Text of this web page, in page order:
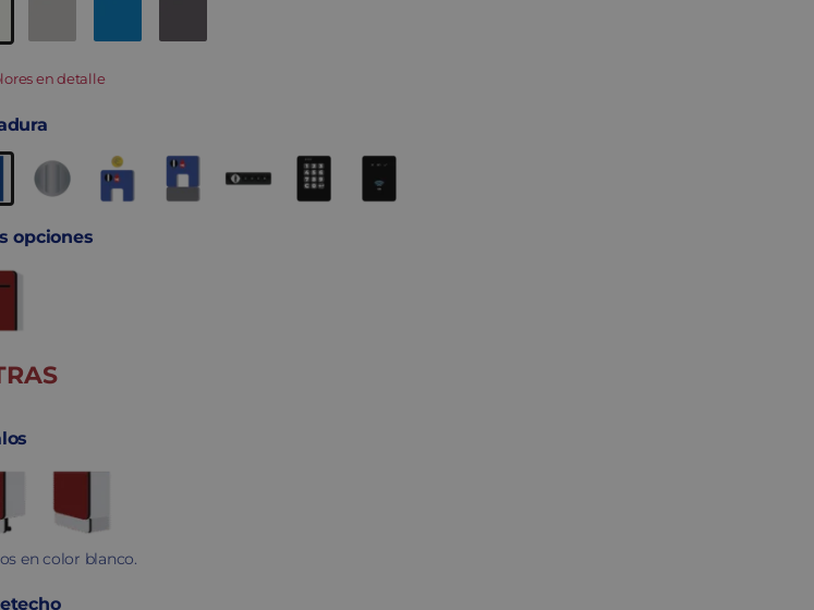
en detalle
opciones
en color blanco.